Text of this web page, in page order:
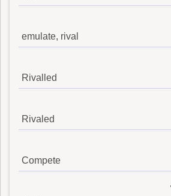
emulate, rival
Rivalled
Rivaled
Compete